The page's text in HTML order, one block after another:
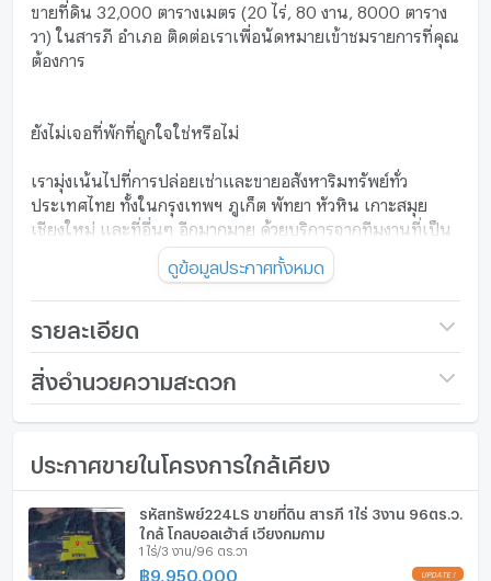
ขายที่ดิน 32,000 ตารางเมตร (20 ไร่, 80 งาน, 8000 ตาราง
วา) ในสารภี อำเภอ ติดต่อเราเพื่อนัดหมายเข้าชมรายการที่คุณ
ต้องการ
ยังไม่เจอที่พักที่ถูกใจใช่หรือไม่
เรามุ่งเน้นไปที่การปล่อยเช่าและขายอสังหาริมทรัพย์ทั่ว
ประเทศไทย ทั้งในกรุงเทพฯ ภูเก็ต พัทยา หัวหิน เกาะสมุย
เชียงใหม่ และที่อื่นๆ อีกมากมาย ด้วยบริการจากทีมงานที่เป็น
มืออาชีพ รวดเร็ว และหลากหลายภาษา เราเป็นหนึ่งในตัวแทน
อสังหาริมทรัพย์ชั้นนำของประเทศไทย และสามารถช่วยจัดหา
ที่พักสำหรับเช่า และขายให้กับคุณได้
ให้กับคุณในราคาสุดคุ้ม - โดยที่ไม่มีค่าใช้จ่ายใดๆ
--- PropertyScout ---
ดูข้อมูลประกาศทั้งหมด
รายละเอียด
ราคา 220,000,000
(27,500 บาท/ตร.วา)
กว้าง (เมตร)
ลึก (เมตร) - เมตร
สิ่งอำนวยความสะดวก
เฟอร์นิเจอร์
โทรศัพท์บ้าน
เครื่องปรับอากาศ
เครื่องทำน้ำร้อน/น้ำอุ่น
ประกาศขายในโครงการใกล้เคียง
รหัสทรัพย์224LS ขายที่ดิน สารภี 1ไร่ 3งาน 96ตร.ว.
ใกล้ โกลบอลเฮ้าส์ เวียงกุมกาม
1 ไร่/3 งาน/96 ตร.วา
฿9,950,000